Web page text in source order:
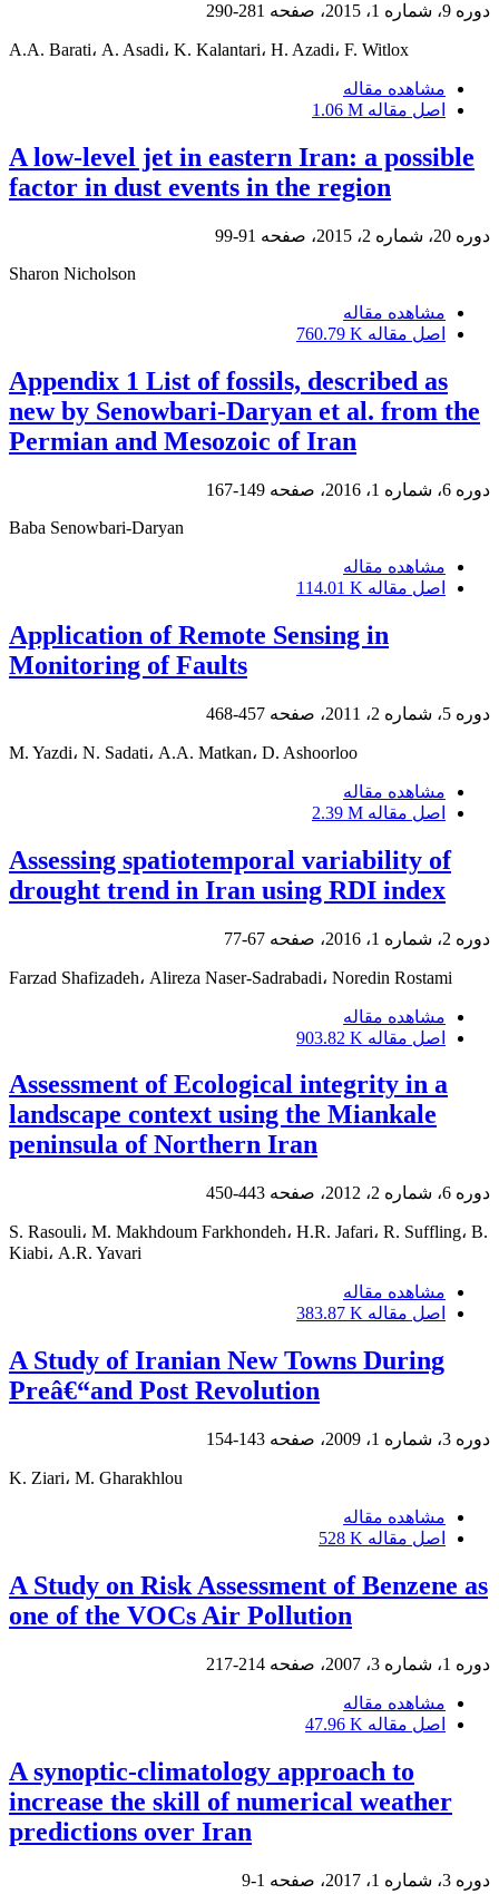
دوره 9، شماره 1، 2015، صفحه 281-290
A.A. Barati، A. Asadi، K. Kalantari، H. Azadi، F. Witlox
مشاهده مقاله
اصل مقاله 1.06 M
A low-level jet in eastern Iran: a possible
factor in dust events in the region
دوره 20، شماره 2، 2015، صفحه
91-99
Sharon Nicholson
مشاهده مقاله
اصل مقاله 760.79 K
Appendix 1 List of fossils, described as
new by Senowbari-Daryan et al. from the
Permian and Mesozoic of Iran
دوره 6، شماره 1، 2016، صفحه
149-167
Baba Senowbari-Daryan
مشاهده مقاله
اصل مقاله 114.01 K
Application of Remote Sensing in
Monitoring of Faults
دوره 5، شماره 2، 2011، صفحه 457-468
M. Yazdi، N. Sadati، A.A. Matkan، D. Ashoorloo
مشاهده مقاله
اصل مقاله 2.39 M
Assessing spatiotemporal variability of
drought trend in Iran using RDI index
دوره 2، شماره 1، 2016، صفحه 67-77
Farzad Shafizadeh، Alireza Naser-Sadrabadi، Noredin Rostami
مشاهده مقاله
اصل مقاله 903.82 K
Assessment of Ecological integrity in a
landscape context using the Miankale
peninsula of Northern Iran
دوره 6، شماره 2، 2012، صفحه 443-450
S. Rasouli، M. Makhdoum Farkhondeh، H.R. Jafari، R. Suffling، B.
Kiabi، A.R. Yavari
مشاهده مقاله
اصل مقاله 383.87 K
A Study of Iranian New Towns During
Preâ€“and Post Revolution
دوره 3، شماره 1، 2009، صفحه 143-154
K. Ziari، M. Gharakhlou
مشاهده مقاله
اصل مقاله 528 K
A Study on Risk Assessment of Benzene as
one of the VOCs Air Pollution
دوره 1، شماره 3، 2007، صفحه 214-217
مشاهده مقاله
اصل مقاله 47.96 K
A synoptic-climatology approach to
increase the skill of numerical weather
predictions over Iran
دوره 3، شماره 1، 2017، صفحه 1-9